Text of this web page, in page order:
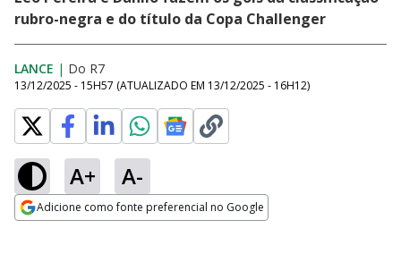
rubro-negra e do título da Copa Challenger
LANCE | Do R7
13/12/2025 - 15H57 (ATUALIZADO EM 13/12/2025 - 16H12)
A+ A-
Adicione como fonte preferencial no Google